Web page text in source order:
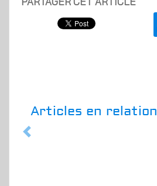
Articles en relation
Previous